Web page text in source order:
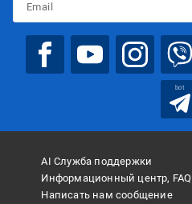
bot
AI Служба поддержки
Информационный центр, FAQ
Написать нам сообщение